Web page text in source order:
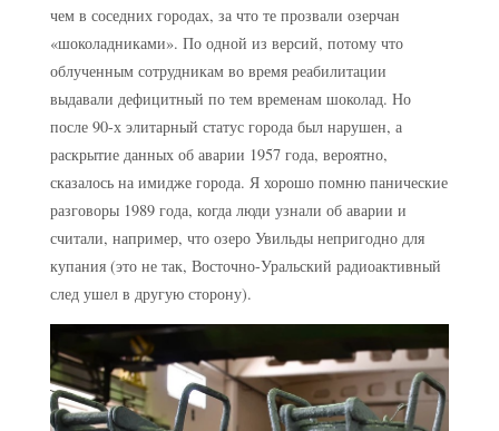
чем в соседних городах, за что те прозвали озерчан
«шоколадниками». По одной из версий, потому что
облученным сотрудникам во время реабилитации
выдавали дефицитный по тем временам шоколад. Но
после 90-х элитарный статус города был нарушен, а
раскрытие данных об аварии 1957 года, вероятно,
сказалось на имидже города. Я хорошо помню панические
разговоры 1989 года, когда люди узнали об аварии и
считали, например, что озеро Увильды непригодно для
купания (это не так, Восточно-Уральский радиоактивный
след ушел в другую сторону).